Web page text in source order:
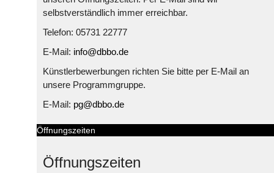
selbstverständlich immer erreichbar.
Telefon: 05731 22777
E-Mail: info@dbbo.de
Künstlerbewerbungen richten Sie bitte per E-Mail an
unsere Programmgruppe.
E-Mail: pg@dbbo.de
Öffnungszeiten
Öffnungszeiten